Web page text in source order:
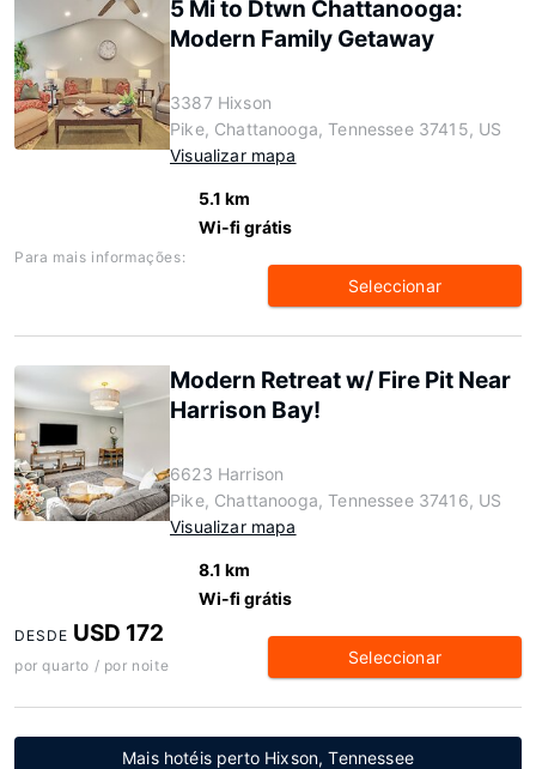
5 Mi to Dtwn Chattanooga:
Modern Family Getaway
3387 Hixson
Pike, Chattanooga, Tennessee 37415, US
Visualizar mapa
5.1 km
Wi-fi grátis
Para mais informações:
Seleccionar
Modern Retreat w/ Fire Pit Near
Harrison Bay!
6623 Harrison
Pike, Chattanooga, Tennessee 37416, US
Visualizar mapa
8.1 km
Wi-fi grátis
DESDE USD 172
por quarto / por noite Seleccionar
Mais hotéis perto Hixson, Tennessee